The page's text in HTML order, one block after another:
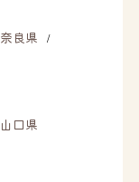
奈良県 /
山口県